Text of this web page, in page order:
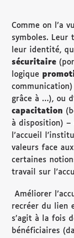
Comme on l’a
symboles. Leur
leur identité,
sécuritaire
logique
grâce à …), ou
capacitation
à disposition) –
l’accueil
valeurs face
certaines
travail sur
Améliorer
recréer du lien
s’agit à la fois
bénéficiaires